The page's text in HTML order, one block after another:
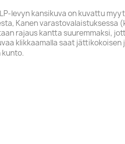
levyn kansikuva on kuvattu
Kanen varastovalaistuksessa
rajaus kantta suuremmaksi,
klikkaamalla saat
kunto.